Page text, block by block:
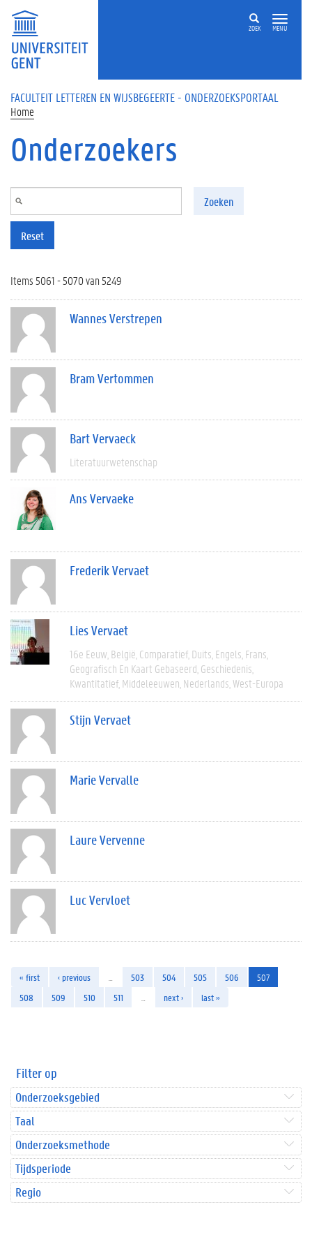
Overslaan en naar de inhoud gaan
ZOEK MENU
FACULTEIT LETTEREN EN WIJSBEGEERTE - ONDERZOEKSPORTAAL
Home
Onderzoekers
Zoeken
Reset
Items 5061 - 5070 van 5249
Wannes Verstrepen
Bram Vertommen
Bart Vervaeck
Literatuurwetenschap
Ans Vervaeke
Frederik Vervaet
Lies Vervaet
16e Eeuw België Comparatief Duits Engels Frans
Geografisch En Kaart Gebaseerd Geschiedenis
Kwantitatief Middeleeuwen Nederlands West-Europa
Stijn Vervaet
Marie Vervalle
Laure Vervenne
Luc Vervloet
« first ‹ previous 503 504 505 506
507
508
509 510 511 next › last »
Filter op
Onderzoeksgebied
Taal
Onderzoeksmethode
Tijdsperiode
Regio